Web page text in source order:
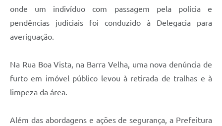
onde um indivíduo com passagem pela polícia e
pendências judiciais foi conduzido à Delegacia para
averiguação.
Na Rua Boa Vista, na Barra Velha, uma nova denúncia de
furto em imóvel público levou à retirada de tralhas e à
limpeza da área.
Além das abordagens e ações de segurança, a Prefeitura